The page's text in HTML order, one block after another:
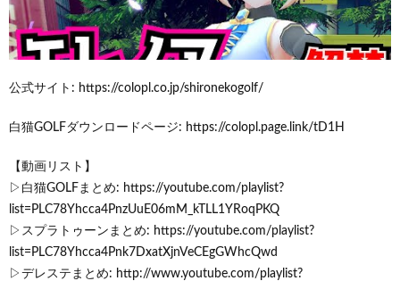
公式サイト: https://colopl.co.jp/shironekogolf/
白猫GOLFダウンロードページ: https://colopl.page.link/tD1H
【動画リスト】
▷白猫GOLFまとめ: https://youtube.com/playlist?
list=PLC78Yhcca4PnzUuE06mM_kTLL1YRoqPKQ
▷スプラトゥーンまとめ: https://youtube.com/playlist?
list=PLC78Yhcca4Pnk7DxatXjnVeCEgGWhcQwd
▷デレステまとめ: http://www.youtube.com/playlist?